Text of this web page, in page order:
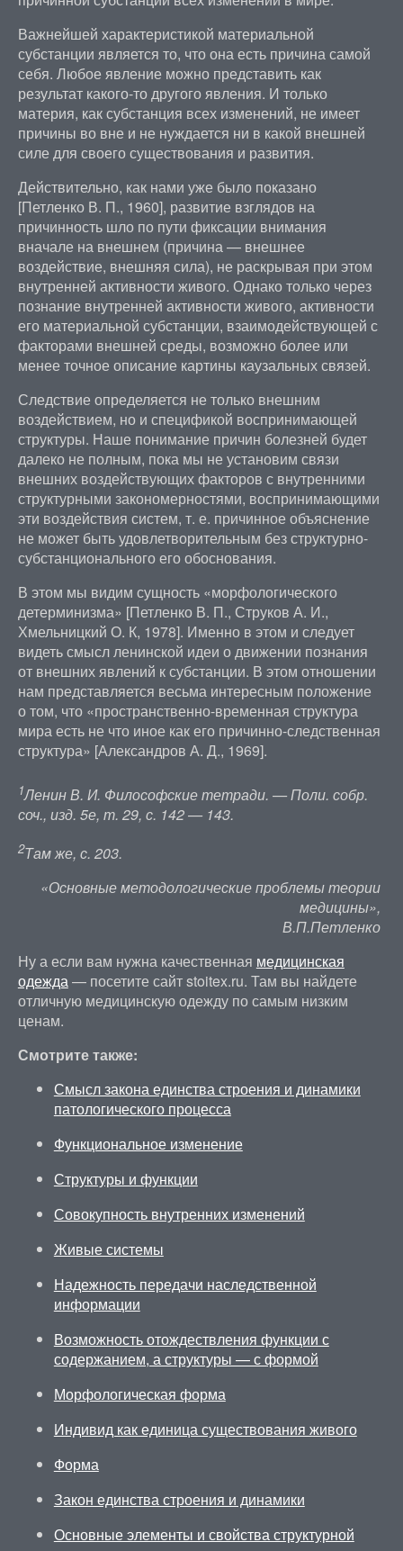
Важнейшей характеристикой материальной
субстанции является то, что она есть причина самой
себя. Любое явление можно представить как
результат какого-то другого явления. И только
материя, как субстанция всех изменений, не имеет
причины во вне и не нуждается ни в какой внешней
силе для своего существования и развития.
Действительно, как нами уже было показано
[Петленко В. П., 1960], развитие взглядов на
причинность шло по пути фиксации внимания
вначале на внешнем (причина — внешнее
воздействие, внешняя сила), не раскрывая при этом
внутренней активности живого. Однако только через
познание внутренней активности живого, активности
его материальной субстанции, взаимодействующей с
факторами внешней среды, возможно более или
менее точное описание картины каузальных связей.
Следствие определяется не только внешним
воздействием, но и спецификой воспринимающей
структуры. Наше понимание причин болезней будет
далеко не полным, пока мы не установим связи
внешних воздействующих факторов с внутренними
структурными закономерностями, воспринимающими
эти воздействия систем, т. е. причинное объяснение
не может быть удовлетворительным без структурно-
субстанционального его обоснования.
В этом мы видим сущность «морфологического
детерминизма» [Петленко В. П., Струков А. И.,
Хмельницкий О. К, 1978]. Именно в этом и следует
видеть смысл ленинской идеи о движении познания
от внешних явлений к субстанции. В этом отношении
нам представляется весьма интересным положение
о том, что «пространственно-временная структура
мира есть не что иное как его причинно-следственная
структура» [Александров А. Д., 1969].
1Ленин В. И. Философские тетради. — Поли. собр.
соч., изд. 5е, т. 29, с. 142 — 143.
2Там же, с. 203.
«Основные методологические проблемы теории
медицины»,
В.П.Петленко
Ну а если вам нужна качественная медицинская
одежда— посетите сайт stoitex.ru. Там вы найдете
отличную медицинскую одежду по самым низким
ценам.
Смотрите также:
Смысл закона единства строения и динамики
патологического процесса
Функциональное изменение
Структуры и функции
Совокупность внутренних изменений
Живые системы
Надежность передачи наследственной
информации
Возможность отождествления функции с
содержанием, а структуры — с формой
Морфологическая форма
Индивид как единица существования живого
Форма
Закон единства строения и динамики
Основные элементы и свойства структурной